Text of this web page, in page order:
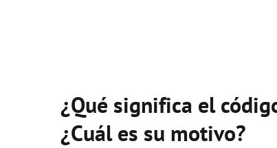
¿Qué significa el
¿Cuál es su motivo?